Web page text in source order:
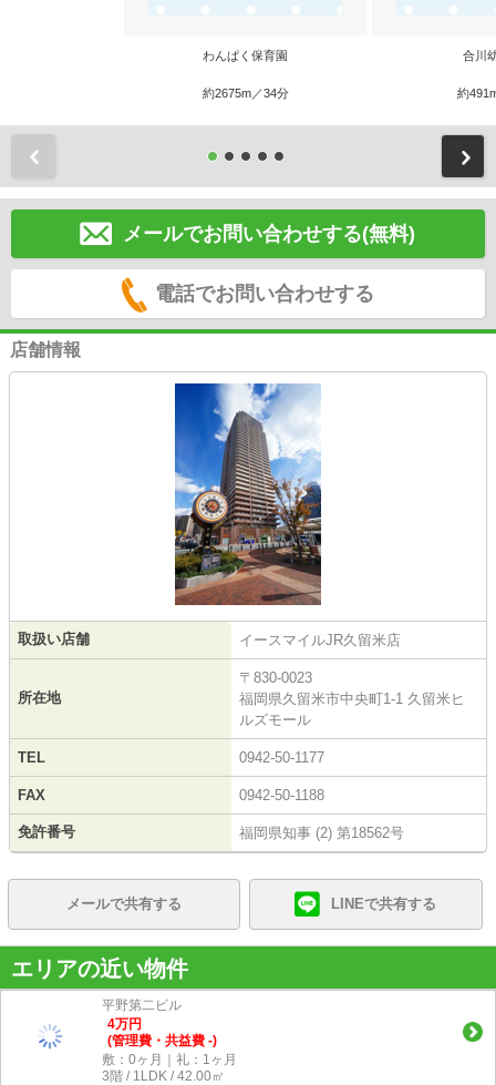
わんぱく保育園
約2675m／34分
合川
約
メールでお問い合わせする(無料)
電話でお問い合わせする
店舗情報
取扱い店舗 イースマイルJR久留米店
所在地
〒830-0023
福岡県久留米市中央町1-1 久留米ヒ
ルズモール
TEL 0942-50-1177
FAX 0942-50-1188
免許番号 福岡県知事 (2) 第18562号
メールで共有する LINEで共有する
エリアの近い物件
平野第二ビル
4万円
(管理費・共益費 -)
敷：0ヶ月｜礼：1ヶ月
3階 / 1LDK / 42.00㎡